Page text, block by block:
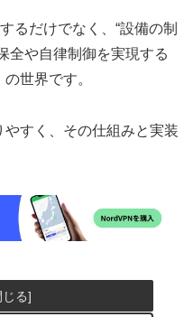
るだけでなく、“設備の制
全や自律制御を実現する
世界です。
すく、その仕組みと実装